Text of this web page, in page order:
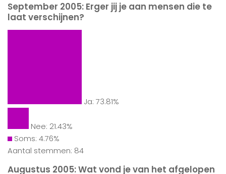
September 2005: Erger jij je aan mensen die te
laat verschijnen?
Ja: 73.81%
Nee: 21.43%
Soms: 4.76%
Aantal stemmen: 84
Augustus 2005: Wat vond je van het afgelopen